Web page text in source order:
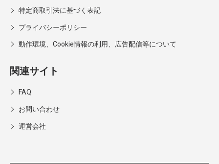
特定商取引法に基づく表記
プライバシーポリシー
動作環境、Cookie情報の利用、広告配信等について
関連サイト
FAQ
お問い合わせ
運営会社